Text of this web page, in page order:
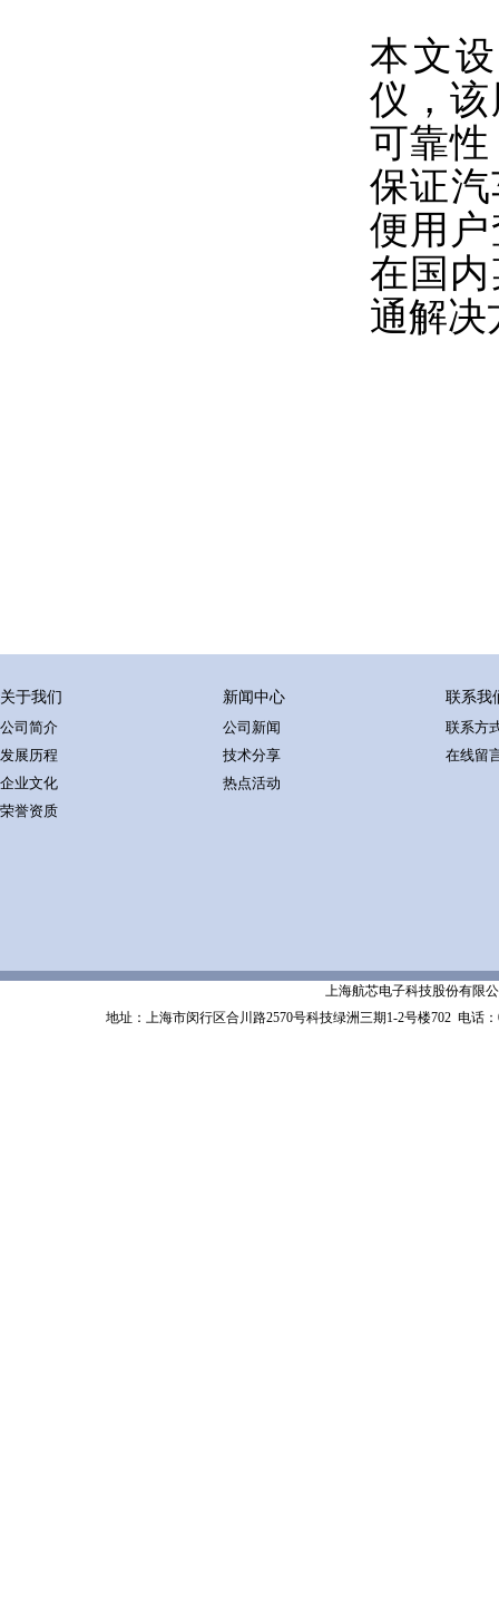
本文
仪，
可靠
保证
便用
在国
通解决
关于我们
公司简介
发展历程
企业文化
荣誉资质
新闻中心
公司新闻
技术分享
热点活动
联系我
联系方
在线留
上海航芯电子科技股份有限公
地址：上海市闵行区合川路2570号科技绿洲三期1-2号楼702 电话